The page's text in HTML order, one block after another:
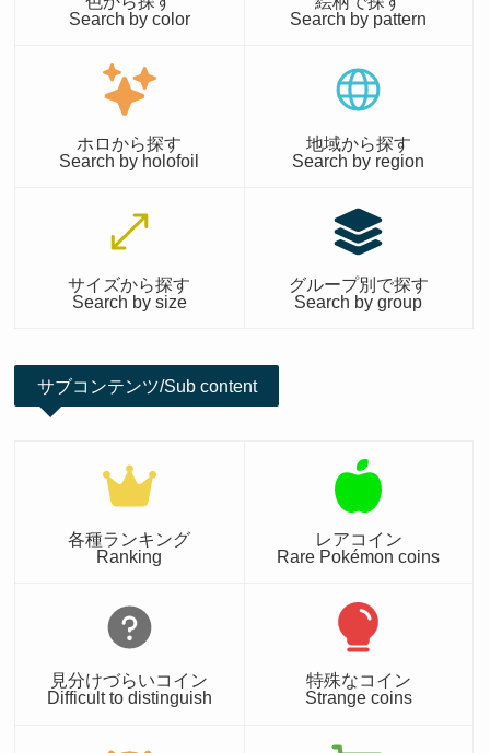
Search by color
Search by pattern
ホロから探す
Search by holofoil
地域から探す
Search by region
サイズから探す
Search by size
グループ別で探す
Search by group
サブコンテンツ/Sub content
各種ランキング
Ranking
レアコイン
Rare Pokémon coins
見分けづらいコイン
Difficult to distinguish
特殊なコイン
Strange coins